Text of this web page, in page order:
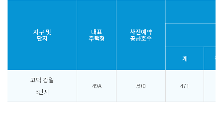
지구 및
단지
대표
주택형
사전예약
공급호수
계 청
고덕 강일
3단지
49A 590 471